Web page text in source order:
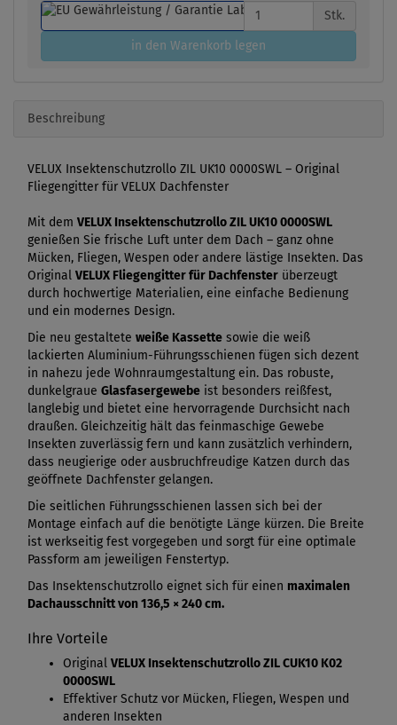
Stk.
in den Warenkorb legen
Beschreibung
VELUX Insektenschutzrollo ZIL UK10 0000SWL – Original
Fliegengitter für VELUX Dachfenster
Mit dem VELUX Insektenschutzrollo ZIL UK10 0000SWL
genießen Sie frische Luft unter dem Dach – ganz ohne
Mücken, Fliegen, Wespen oder andere lästige Insekten. Das
Original VELUX Fliegengitter für Dachfenster überzeugt
durch hochwertige Materialien, eine einfache Bedienung
und ein modernes Design.
Die neu gestaltete weiße Kassette sowie die weiß
lackierten Aluminium-Führungsschienen fügen sich dezent
in nahezu jede Wohnraumgestaltung ein. Das robuste,
dunkelgraue Glasfasergewebe ist besonders reißfest,
langlebig und bietet eine hervorragende Durchsicht nach
draußen. Gleichzeitig hält das feinmaschige Gewebe
Insekten zuverlässig fern und kann zusätzlich verhindern,
dass neugierige oder ausbruchfreudige Katzen durch das
geöffnete Dachfenster gelangen.
Die seitlichen Führungsschienen lassen sich bei der
Montage einfach auf die benötigte Länge kürzen. Die Breite
ist werkseitig fest vorgegeben und sorgt für eine optimale
Passform am jeweiligen Fenstertyp.
Das Insektenschutzrollo eignet sich für einen maximalen
Dachausschnitt von 136,5 × 240 cm.
Ihre Vorteile
Original VELUX Insektenschutzrollo ZIL CUK10 K02
0000SWL
Effektiver Schutz vor Mücken, Fliegen, Wespen und
anderen Insekten